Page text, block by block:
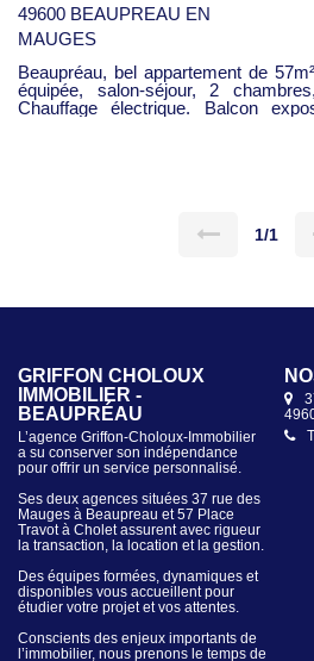
49600 BEAUPREAU EN
MAUGES
Beaupréau, bel appartement de
équipée, salon-séjour, 2
Chauffage électrique. Balcon
1/1
GRIFFON CHOLOUX
IMMOBILIER -
BEAUPRÉAU
L’agence Griffon-Choloux-Immobilier
a su conserver son indépendance
pour offrir un service personnalisé.
Ses deux agences situées 37 rue des
Mauges à Beaupreau et 57 Place
Travot à Cholet assurent avec rigueur
la transaction, la location et la gestion.
Des équipes formées, dynamiques et
disponibles vous accueillent pour
étudier votre projet et vos attentes.
Conscients des enjeux importants de
l’immobilier, nous prenons le temps de